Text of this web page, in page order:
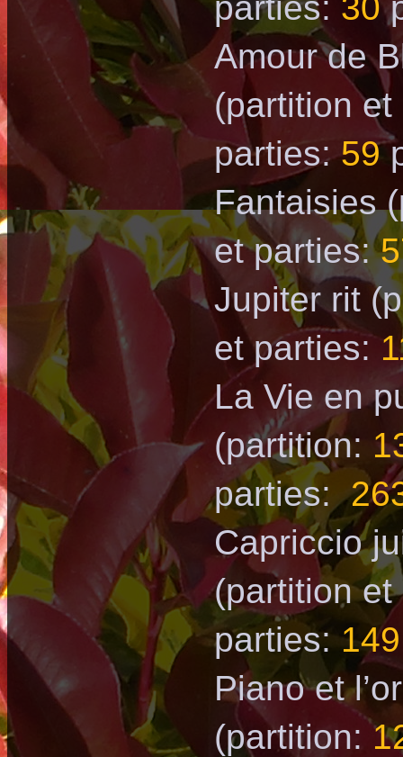
Amour de
(partition et
parties:59
Fantaisies
et parties:
Jupiter rit
et parties:
La Vie en
(partition:
parties:
Capriccio
(partition et
parties:149
Piano et
(partition: